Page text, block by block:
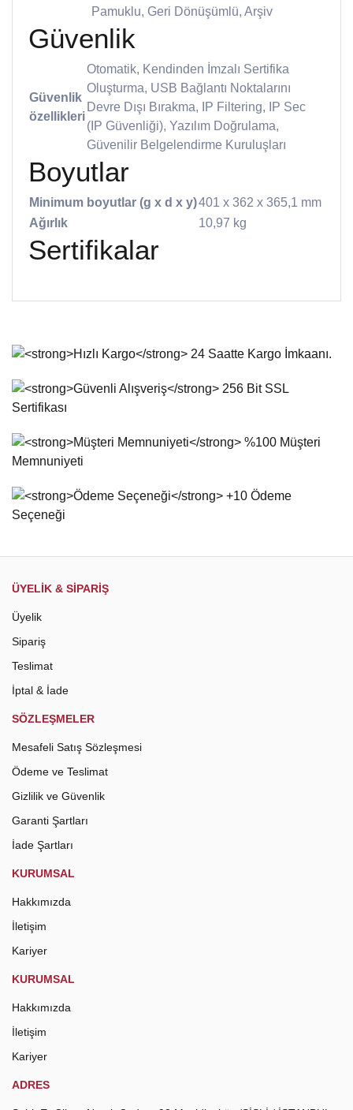
Pamuklu, Geri Dönüşümlü, Arşiv
Güvenlik
Güvenlik
özellikleri
Otomatik, Kendinden İmzalı Sertifika
Oluşturma, USB Bağlantı Noktalarını
Devre Dışı Bırakma, IP Filtering, IP Sec
(IP Güvenliği), Yazılım Doğrulama,
Güvenilir Belgelendirme Kuruluşları
Boyutlar
Minimum boyutlar (g x d x y)401 x 362 x 365,1 mm
Ağırlık
10,97 kg
Sertifikalar
Bu ürünün fiyat bilgisi, resim, ürün açıklamalarında ve diğer
Görüş ve önerileriniz için teşekkür ederiz.
Ürün resmi kalitesiz, bozuk veya görüntülenemiyor.
Ürün açıklamasında eksik bilgiler bulunuyor.
Ürün fiyatı diğer sitelerden daha pahalı.
ÜYELİK & SİPARİŞ
Üyelik
Sipariş
Teslimat
İptal & İade
SÖZLEŞMELER
Mesafeli Satış Sözleşmesi
Ödeme ve Teslimat
Gizlilik ve Güvenlik
Garanti Şartları
İade Şartları
KURUMSAL
Hakkımızda
İletişim
Kariyer
KURUMSAL
Hakkımızda
İletişim
Kariyer
ADRES